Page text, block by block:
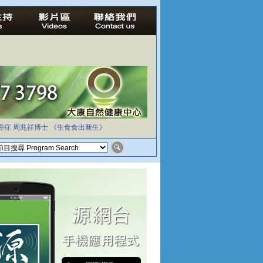
症 周兆祥博士 《生食食出新生》